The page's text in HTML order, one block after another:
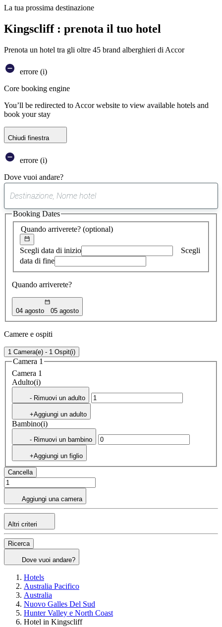
La tua prossima destinazione
Kingscliff : prenota il tuo hotel
Prenota un hotel tra gli oltre 45 brand alberghieri di Accor
errore (i)
Core booking engine
You’ll be redirected to Accor website to view available hotels and
book your stay
Chiudi finestra
errore (i)
Dove vuoi andare?
suggerimento
trovato
Quando arriverete? (optional)
Scegli data di inizio
Scegli
data di fine
Quando arriverete?
04 agosto 05 agosto
Booking Dates
Camere e ospiti
1 Camera(e) - 1 Ospit(i)
Camera 1
Camera 1
Adulto(i)
- Rimuovi un adulto
+Aggiungi un adulto
Bambino(i)
- Rimuovi un bambino
+Aggiungi un figlio
Cancella
Aggiungi una camera
Altri criteri
Ricerca
Dove vuoi andare?
Hotels
Australia Pacifico
Australia
Nuovo Galles Del Sud
Hunter Valley e North Coast
Hotel in Kingscliff